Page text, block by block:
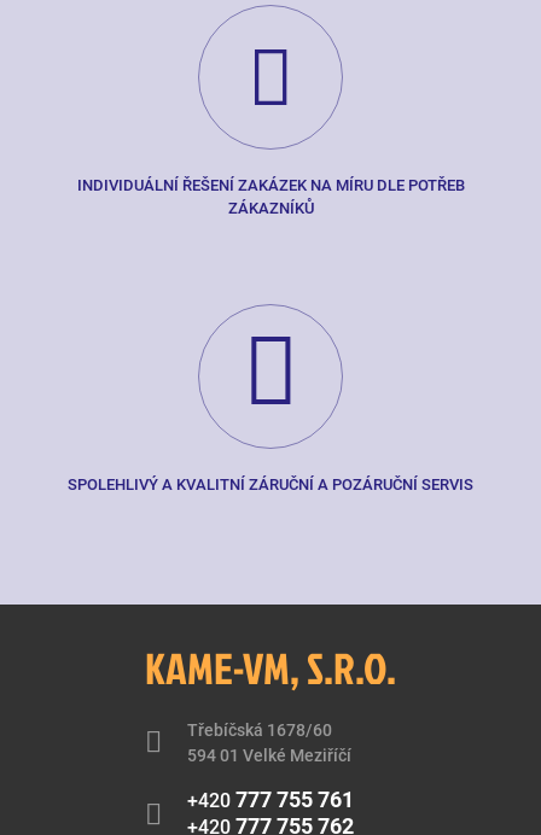
INDIVIDUÁLNÍ ŘEŠENÍ ZAKÁZEK NA MÍRU DLE POTŘEB
ZÁKAZNÍKŮ
SPOLEHLIVÝ A KVALITNÍ ZÁRUČNÍ A POZÁRUČNÍ SERVIS
KAME-VM, S.R.O.
Třebíčská 1678/60
594 01 Velké Meziříčí
+420 777 755 761
+420 777 755 762